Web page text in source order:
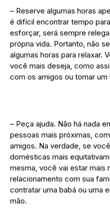
– Reserve algumas horas
é difícil encontrar tempo
esforçar, será sempre
própria vida. Portanto, não
algumas horas para relaxar.
você mais deseja, como
com os amigos ou tomar um
– Peça ajuda. Não há nada
pessoas mais próximas,
amigos. Na verdade, se
domésticas mais
mesma, você vai estar mais
relacionamento com sua
contratar uma babá ou uma
mão.